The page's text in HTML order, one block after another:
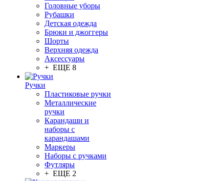
Головные уборы
Рубашки
Детская одежда
Брюки и джоггеры
Шорты
Верхняя одежда
Аксессуары
+ ЕЩЕ 8
Ручки
Пластиковые ручки
Металлические
ручки
Карандаши и
наборы с
карандашами
Маркеры
Наборы с ручками
Футляры
+ ЕЩЕ 2